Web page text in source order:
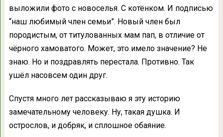
выложили фото с новоселья. С котёнком. И подписью
“наш любимый член семьи”. Новый член был
породистым, от титулованных мам пап, в отличие от
чёрного хамоватого. Может, это имело значение? Не
знаю. Но и поздравлять перестала. Противно. Так
ушёл насовсем один друг.
Спустя много лет рассказываю я эту историю
замечательному человеку. Ну, такая душка. И
острослов, и добряк, и сплошное обаяние.